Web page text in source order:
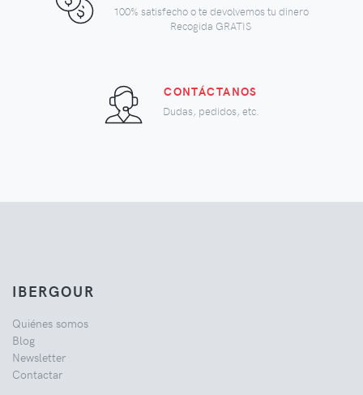
100% satisfecho o te devolvemos tu dinero
Recogida GRATIS
CONTÁCTANOS
Dudas, pedidos, etc.
IBERGOUR
Quiénes somos
Blog
Newsletter
Contactar